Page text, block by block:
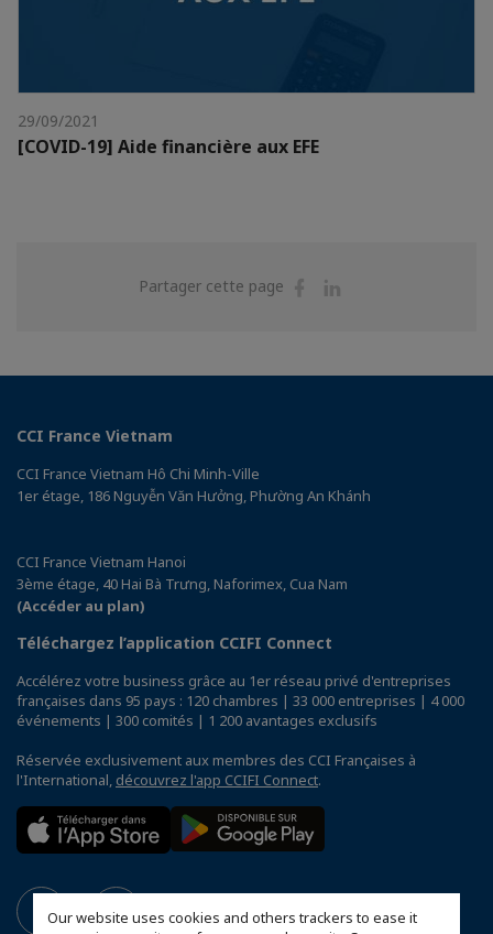
Our website uses cookies and others trackers to ease it
29/09/2021
[COVID-19] Aide financière aux EFE
Partager cette page
Partager
CCI France Vietnam
CCI France Vietnam Hô Chi Minh-Ville
1er étage, 186 Nguyễn Văn Hưởng, Phường An Khánh
CCI France Vietnam Hanoi
3ème étage, 40 Hai Bà Trưng, Naforimex, Cua Nam
(Accéder au plan)
Téléchargez l’application CCIFI Connect
Accélérez votre business grâce au 1er réseau privé d'entreprises
françaises dans 95 pays : 120 chambres | 33 000 entreprises | 4 000
événements | 300 comités | 1 200 avantages exclusifs
Réservée exclusivement aux membres des CCI Françaises à
l'International, découvrez l'app CCIFI Connect.